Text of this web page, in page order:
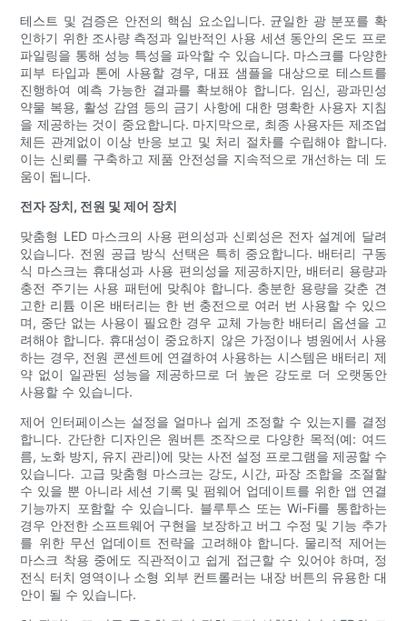
테스트 및 검증은 안전의 핵심 요소입니다. 균일한 광 분포를 확
인하기 위한 조사량 측정과 일반적인 사용 세션 동안의 온도 프로
파일링을 통해 성능 특성을 파악할 수 있습니다. 마스크를 다양한
피부 타입과 톤에 사용할 경우, 대표 샘플을 대상으로 테스트를
진행하여 예측 가능한 결과를 확보해야 합니다. 임신, 광과민성
약물 복용, 활성 감염 등의 금기 사항에 대한 명확한 사용자 지침
을 제공하는 것이 중요합니다. 마지막으로, 최종 사용자든 제조업
체든 관계없이 이상 반응 보고 및 처리 절차를 수립해야 합니다.
이는 신뢰를 구축하고 제품 안전성을 지속적으로 개선하는 데 도
움이 됩니다.
전자 장치, 전원 및 제어 장치
맞춤형 LED 마스크의 사용 편의성과 신뢰성은 전자 설계에 달려
있습니다. 전원 공급 방식 선택은 특히 중요합니다. 배터리 구동
식 마스크는 휴대성과 사용 편의성을 제공하지만, 배터리 용량과
충전 주기는 사용 패턴에 맞춰야 합니다. 충분한 용량을 갖춘 견
고한 리튬 이온 배터리는 한 번 충전으로 여러 번 사용할 수 있으
며, 중단 없는 사용이 필요한 경우 교체 가능한 배터리 옵션을 고
려해야 합니다. 휴대성이 중요하지 않은 가정이나 병원에서 사용
하는 경우, 전원 콘센트에 연결하여 사용하는 시스템은 배터리 제
약 없이 일관된 성능을 제공하므로 더 높은 강도로 더 오랫동안
사용할 수 있습니다.
제어 인터페이스는 설정을 얼마나 쉽게 조정할 수 있는지를 결정
합니다. 간단한 디자인은 원버튼 조작으로 다양한 목적(예: 여드
름, 노화 방지, 유지 관리)에 맞는 사전 설정 프로그램을 제공할 수
있습니다. 고급 맞춤형 마스크는 강도, 시간, 파장 조합을 조절할
수 있을 뿐 아니라 세션 기록 및 펌웨어 업데이트를 위한 앱 연결
기능까지 포함할 수 있습니다. 블루투스 또는 Wi-Fi를 통합하는
경우 안전한 소프트웨어 구현을 보장하고 버그 수정 및 기능 추가
를 위한 무선 업데이트 전략을 고려해야 합니다. 물리적 제어는
마스크 착용 중에도 직관적이고 쉽게 접근할 수 있어야 하며, 정
전식 터치 영역이나 소형 외부 컨트롤러는 내장 버튼의 유용한 대
안이 될 수 있습니다.